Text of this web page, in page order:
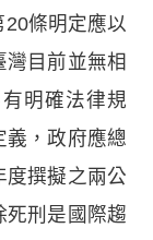
條明定應以
目前並無相
明確法律規
義，政府應總
度撰擬之兩公
死刑是國際趨